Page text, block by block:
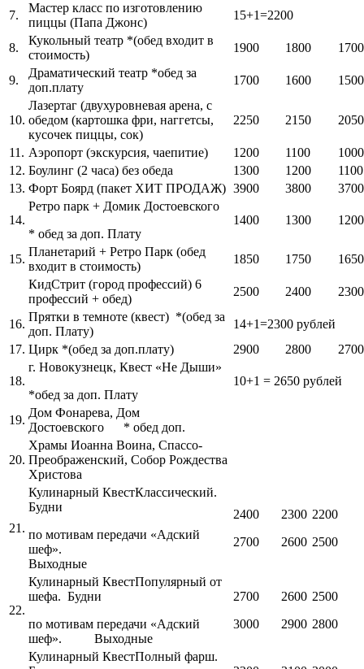
7.
Мастер класс по изготовлению
пиццы (Папа Джонс)
15+1=2200
8.
Кукольный театр *(обед входит в
стоимость)
1900 1800 1700
9.
Драматический театр *обед за
доп.плату
1700 1600 1500
10.
Лазертаг (двухуровневая арена, с
обедом (картошка фри, наггетсы,
кусочек пиццы, сок)
2250 2150 2050
11. Аэропорт (экскурсия, чаепитие) 1200 1100
1000
12. Боулинг (2 часа) без обеда 1300 1200
1100
13. Форт Боярд (пакет ХИТ ПРОДАЖ) 3900 3800 3700
14.
Ретро парк + Домик Достоевского
* обед за доп. Плату
1400 1300 1200
15.
Планетарий + Ретро Парк (обед
входит в стоимость)
1850 1750
1650
КидСтрит (город профессий) 6
профессий + обед)
2500 2400 2300
16.
Прятки в темноте (квест) *(обед за
доп. Плату)
14+1=2300 рублей
17. Цирк *(обед за доп.плату) 2900 2800 2700
18.
г. Новокузнецк, Квест «Не Дыши»
*обед за доп. Плату
10+1 = 2650 рублей
19.
Дом Фонарева, Дом
Достоевского * обед доп.
20.
Храмы Иоанна Воина, Спассо-
Преображенский, Собор Рождества
Христова
21.
Кулинарный КвестКлассический.
Будни
по мотивам передачи «Адский
шеф».
Выходные
2400
2700
2300
2600
2200
2500
22.
Кулинарный КвестПопулярный от
шефа. Будни
по мотивам передачи «Адский
шеф». Выходные
2700
3000
2600
2900
2500
2800
Кулинарный КвестПолный фарш.